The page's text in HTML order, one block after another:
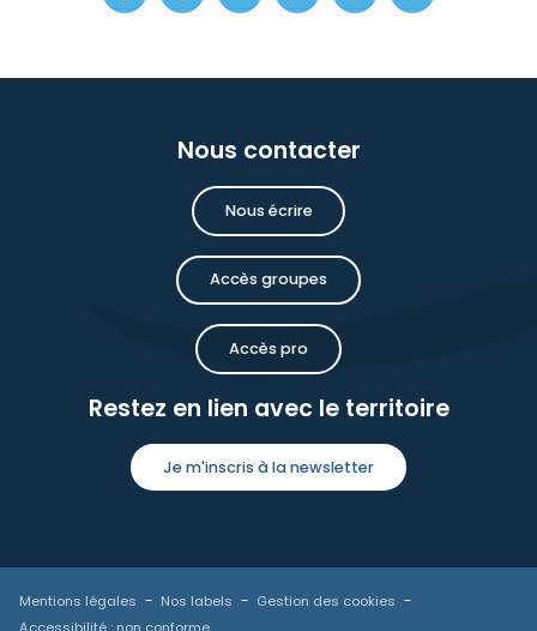
Nous contacter
Nous écrire
Accès groupes
Accès pro
Restez en lien avec le territoire
Je m'inscris à la newsletter
Mentions légales Nos labels
Gestion des cookies